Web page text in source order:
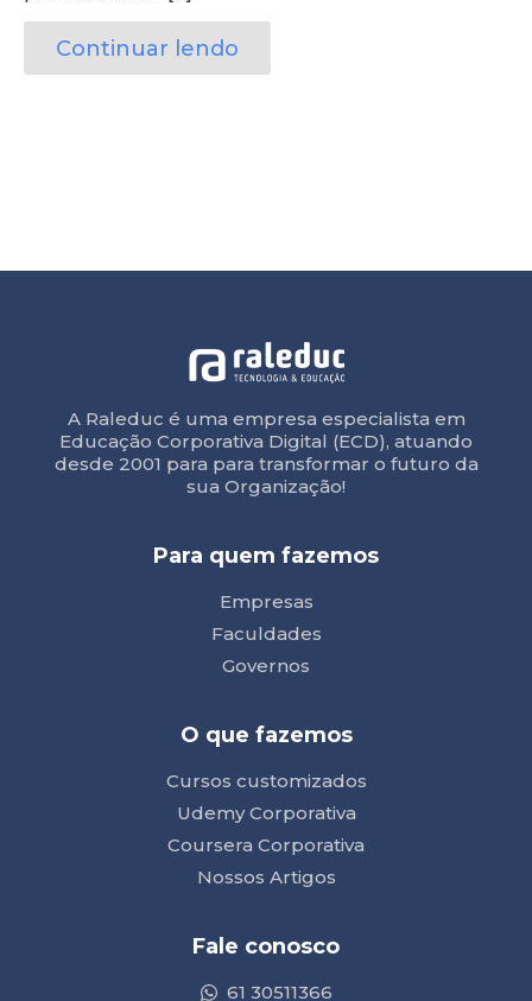
Continuar lendo
A Raleduc é uma empresa especialista em
Educação Corporativa Digital (ECD), atuando
desde 2001 para para transformar o futuro da
sua Organização!
Para quem fazemos
Empresas
Faculdades
Governos
O que fazemos
Cursos customizados
Udemy Corporativa
Coursera Corporativa
Nossos Artigos
Fale conosco
61 30511366